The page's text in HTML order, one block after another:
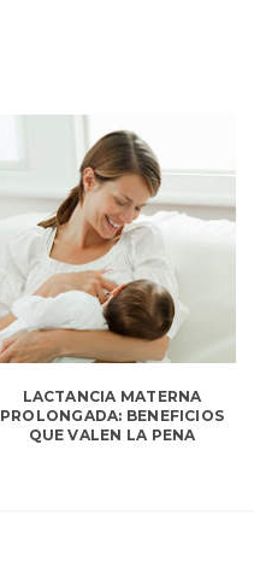
LACTANCIA MATERNA
PROLONGADA: BENEFICIOS
QUE VALEN LA PENA